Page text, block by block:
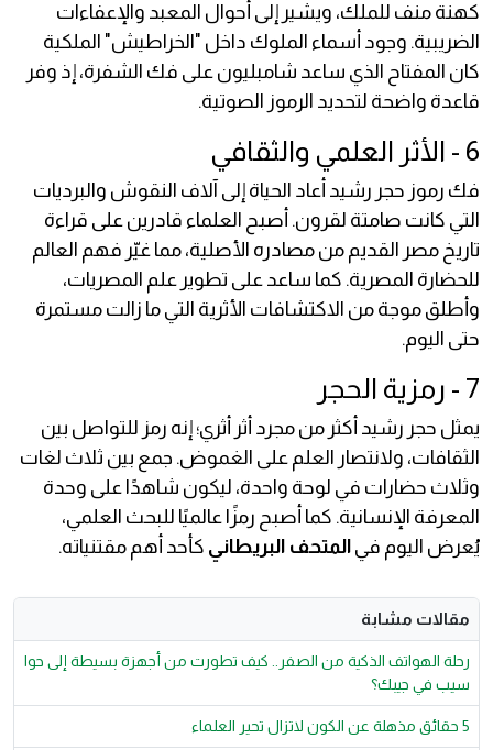
كهنة منف للملك، ويشير إلى أحوال المعبد والإعفاءات
الضريبية. وجود أسماء الملوك داخل "الخراطيش" الملكية
كان المفتاح الذي ساعد شامبليون على فك الشفرة، إذ وفر
قاعدة واضحة لتحديد الرموز الصوتية.
6 - الأثر العلمي والثقافي
فك رموز حجر رشيد أعاد الحياة إلى آلاف النقوش والبرديات
التي كانت صامتة لقرون. أصبح العلماء قادرين على قراءة
تاريخ مصر القديم من مصادره الأصلية، مما غيّر فهم العالم
للحضارة المصرية. كما ساعد على تطوير علم المصريات،
وأطلق موجة من الاكتشافات الأثرية التي ما زالت مستمرة
حتى اليوم.
7 - رمزية الحجر
يمثل حجر رشيد أكثر من مجرد أثر أثري؛ إنه رمز للتواصل بين
الثقافات، ولانتصار العلم على الغموض. جمع بين ثلاث لغات
وثلاث حضارات في لوحة واحدة، ليكون شاهدًا على وحدة
المعرفة الإنسانية. كما أصبح رمزًا عالميًا للبحث العلمي،
يُعرض اليوم في المتحف البريطاني كأحد أهم مقتنياته.
مقالات مشابة
رحلة الهواتف الذكية من الصفر.. كيف تطورت من أجهزة بسيطة إلى حوا
سيب في جيبك؟
5 حقائق مذهلة عن الكون لاتزال تحير العلماء